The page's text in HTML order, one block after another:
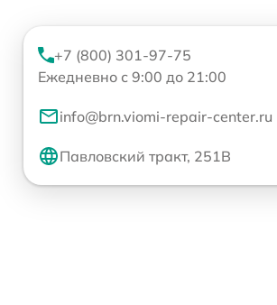
+7 (800) 301-97-75
Ежедневно с 9:00 до 21:00
info@brn.viomi-repair-center.ru
Павловский тракт, 251В